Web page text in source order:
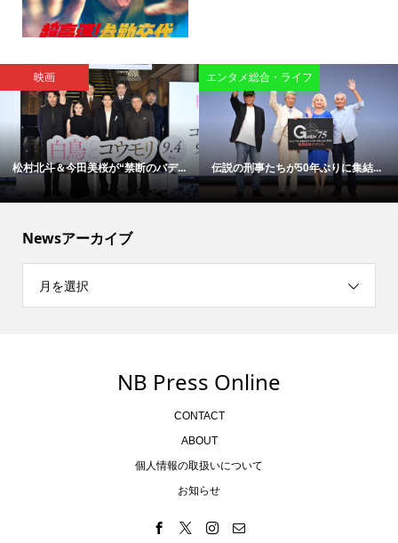
映画
松村北斗＆今田美桜が“禁断のバデ...
エンタメ総合・ライフ
伝説の刑事たちが50年ぶりに集結...
Newsアーカイブ
月を選択
NB Press Online
CONTACT
ABOUT
個人情報の取扱いについて
お知らせ